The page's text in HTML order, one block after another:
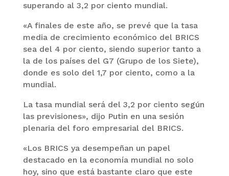
superando al 3,2 por ciento mundial.
«A finales de este año, se prevé que la tasa
media de crecimiento económico del BRICS
sea del 4 por ciento, siendo superior tanto a
la de los países del G7 (Grupo de los Siete),
donde es solo del 1,7 por ciento, como a la
mundial.
La tasa mundial será del 3,2 por ciento según
las previsiones», dijo Putin en una sesión
plenaria del foro empresarial del BRICS.
«Los BRICS ya desempeñan un papel
destacado en la economía mundial no solo
hoy, sino que está bastante claro que este